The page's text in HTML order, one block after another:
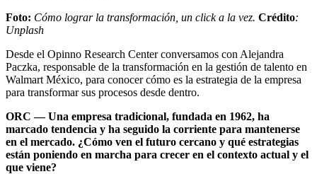
Foto: Cómo lograr la transformación, un click a la vez. Crédito:
Unplash
Desde el Opinno Research Center conversamos con Alejandra
Paczka, responsable de la transformación en la gestión de talento en
Walmart México, para conocer cómo es la estrategia de la empresa
para transformar sus procesos desde dentro.
ORC — Una empresa tradicional, fundada en 1962, ha
marcado tendencia y ha seguido la corriente para mantenerse
en el mercado. ¿Cómo ven el futuro cercano y qué estrategias
están poniendo en marcha para crecer en el contexto actual y el
que viene?